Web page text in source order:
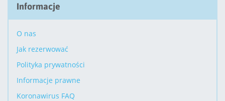
Informacje
O nas
Jak rezerwować
Polityka prywatności
Informacje prawne
Koronawirus FAQ